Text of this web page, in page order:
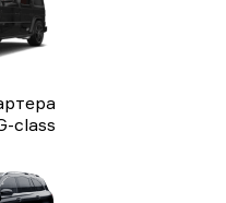
class